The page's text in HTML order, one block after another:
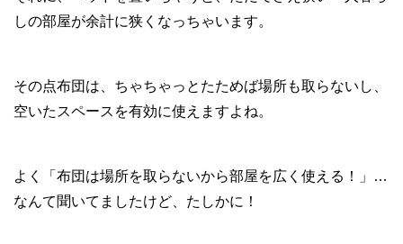
しの部屋が余計に狭くなっちゃいます。
その点布団は、ちゃちゃっとたためば場所も取らないし、
空いたスペースを有効に使えますよね。
よく「布団は場所を取らないから部屋を広く使える！」…
なんて聞いてましたけど、たしかに！